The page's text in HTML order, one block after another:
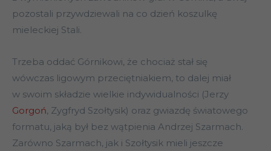
pozostali przywdziewali na co dzień koszulkę
mieleckiej Stali.
Trzeba oddać Górnikowi, że chociaż stał się
wówczas ligowym przeciętniakiem, to dalej miał
w swoim składzie wielkie indywidualności (Jerzy
Gorgoń, Zygfryd Szołtysik) oraz gwiazdę światowego
formatu, jaką był bez wątpienia Andrzej Szarmach.
Zarówno Szarmach, jak i Szołtysik mieli jeszcze